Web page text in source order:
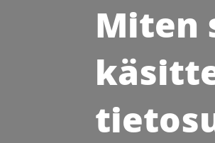
Miten